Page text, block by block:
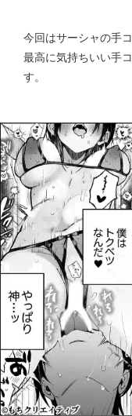
今回はサーシャの手
最高に気持ちいい手
す。